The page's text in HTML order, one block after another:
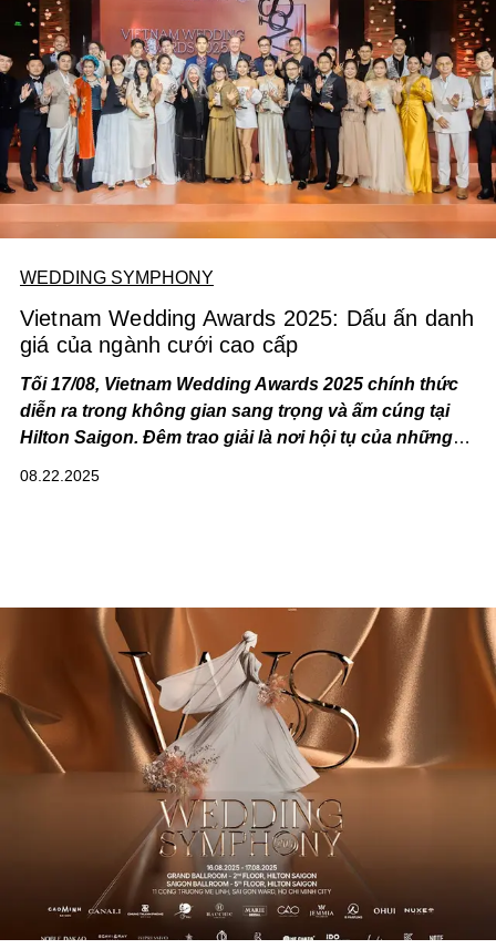
chuyện tình yêu riêng biệt và từ những rung động chân
thành khó diễn tả thành lời.
WEDDING SYMPHONY
Vietnam Wedding Awards 2025: Dấu ấn danh
giá của ngành cưới cao cấp
Tối 17/08, Vietnam Wedding Awards 2025 chính thức
diễn ra trong không gian sang trọng và ấm cúng tại
Hilton Saigon. Đêm trao giải là nơi hội tụ của những
08.22.2025